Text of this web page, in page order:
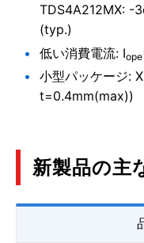
TDS4A212MX: -
(typ.)
低い消費電流: Iope
小型パッケージ:
t=0.4mm(max))
新製品の主